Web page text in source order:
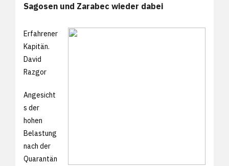
Sagosen und Zarabec wieder dabei
Erfahrener
Kapitän.
David
Razgor
Angesicht
s der
hohen
Belastung
nach der
Quarantän